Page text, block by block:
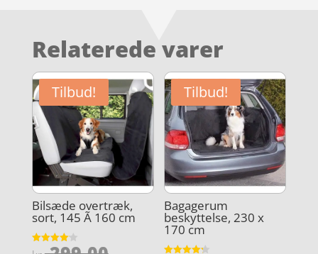
Relaterede varer
Tilbud!
Bilsæde overtræk,
sort, 145 Ã 160 cm
Vurderet
Tilbud!
Bagagerum
beskyttelse, 230 x
170 cm